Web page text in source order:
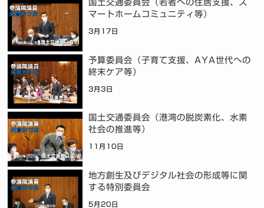
国土交通委員会（若者への住居支援、ス
マートホームコミュニティ等）
3月17日
予算委員会（子育て支援、AYA世代への
終末ケア等）
3月3日
国土交通委員会（港湾の脱炭素化、水素
社会の推進等）
11月10日
地方創生及びデジタル社会の形成等に関
する特別委員会
5月20日